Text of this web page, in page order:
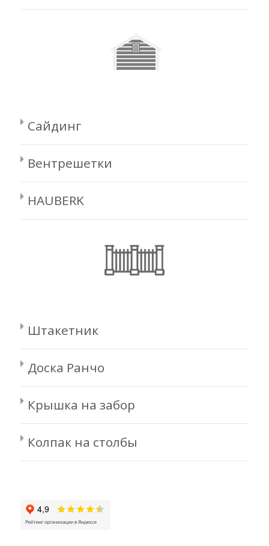
Сайдинг
Вентрешетки
HAUBERK
Штакетник
Доска Ранчо
Крышка на забор
Колпак на столбы